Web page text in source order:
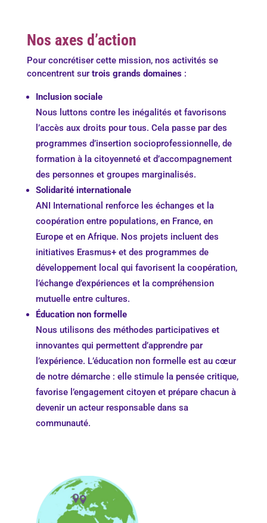
Nos axes d’action
Pour concrétiser cette mission, nos activités se
concentrent sur trois grands domaines:
Inclusion sociale
Nous luttons contre les inégalités et favorisons
l’accès aux droits pour tous. Cela passe par des
programmes d’insertion socioprofessionnelle, de
formation à la citoyenneté et d’accompagnement
des personnes et groupes marginalisés.
Solidarité internationale
ANI International renforce les échanges et la
coopération entre populations, en France, en
Europe et en Afrique. Nos projets incluent des
initiatives Erasmus+ et des programmes de
développement local qui favorisent la coopération,
l’échange d’expériences et la compréhension
mutuelle entre cultures.
Éducation non formelle
Nous utilisons des méthodes participatives et
innovantes qui permettent d’apprendre par
l’expérience. L’éducation non formelle est au cœur
de notre démarche : elle stimule la pensée critique,
favorise l’engagement citoyen et prépare chacun à
devenir un acteur responsable dans sa
communauté.